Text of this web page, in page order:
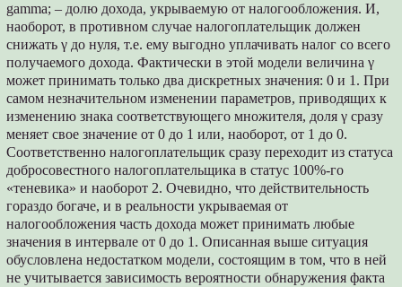
gamma; – долю дохода, укрываемую от налогообложения. И,
наоборот, в противном случае налогоплательщик должен
снижать γ до нуля, т.е. ему выгодно уплачивать налог со всего
получаемого дохода. Фактически в этой модели величина γ
может принимать только два дискретных значения: 0 и 1. При
самом незначительном изменении параметров, приводящих к
изменению знака соответствующего множителя, доля γ сразу
меняет свое значение от 0 до 1 или, наоборот, от 1 до 0.
Соответственно налогоплательщик сразу переходит из статуса
добросовестного налогоплательщика в статус 100%-го
«теневика» и наоборот 2. Очевидно, что действительность
гораздо богаче, и в реальности укрываемая от
налогообложения часть дохода может принимать любые
значения в интервале от 0 до 1. Описанная выше ситуация
обусловлена недостатком модели, состоящим в том, что в ней
не учитывается зависимость вероятности обнаружения факта